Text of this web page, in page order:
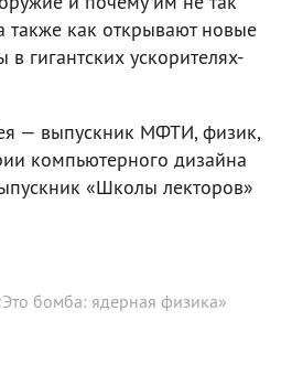
также как открывают новые
гигантских ускорителях-
— выпускник МФТИ, физик,
компьютерного дизайна
«Школы лекторов»
бомба: ядерная физика»